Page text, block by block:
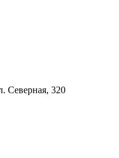
Северная, 320